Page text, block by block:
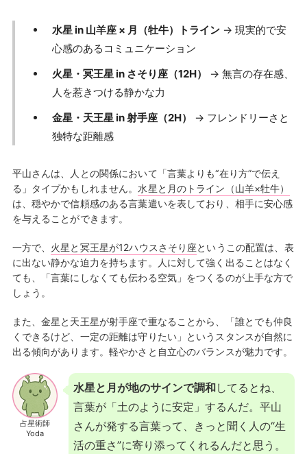
水星 in 山羊座 × 月（牡牛）トライン→ 現実的で安
心感のあるコミュニケーション
火星・冥王星 in さそり座（12H）
→ 無言の存在感、
人を惹きつける静かな力
金星・天王星 in 射手座（2H）
→ フレンドリーさと
独特な距離感
平山さんは、人との関係において「言葉よりも“在り方”で伝え
る」タイプかもしれません。水星と月のトライン（山羊×牡牛）
は、穏やかで信頼感のある言葉遣いを表しており、相手に安心感
を与えることができます。
一方で、 火星と冥王星が12ハウスさそり座というこの配置は、表
に出ない静かな迫力を持ちます。人に対して強く出ることはなく
ても、「言葉にしなくても伝わる空気」をつくるのが上手な方で
しょう。
また、金星と天王星が射手座で重なることから、「誰とでも仲良
くできるけど、一定の距離は守りたい」というスタンスが自然に
出る傾向があります。軽やかさと自立心のバランスが魅力です。
占星術師
Yoda
水星と月が地のサインで調和してるとね、
言葉が「土のように安定」するんだ。平山
さんが発する言葉って、きっと聞く人の“生
活の重さ”に寄り添ってくれるんだと思う。